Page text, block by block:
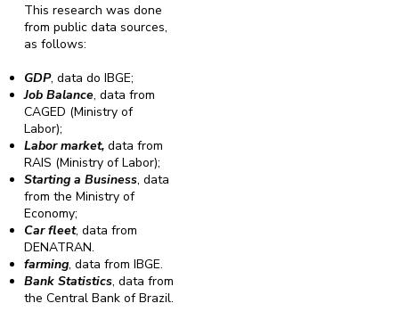
This research was done
from public data sources,
as follows:
GDP, data do IBGE;
Job Balance, data from
CAGED (Ministry of
Labor);
Labor market,data from
RAIS (Ministry of Labor);
Starting a Business, data
from the Ministry of
Economy;
Car fleet, data from
DENATRAN.
farming, data from IBGE.
Bank Statistics, data from
the Central Bank of Brazil.